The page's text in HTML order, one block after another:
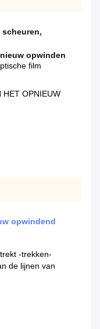
scheuren,
opwinden
film
HET OPNIEUW
opwindend
-trekken-
de lijnen van